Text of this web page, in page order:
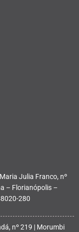
Julia Franco, nº
– Florianópolis –
280
nº 219 | Morumbi